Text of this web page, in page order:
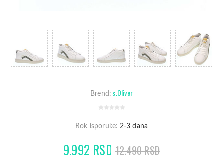
Brend: s.Oliver
Rok isporuke: 2-3 dana
9.992 RSD 12.490 RSD